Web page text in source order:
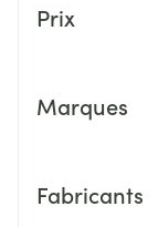
Prix
Marques
Fabricants